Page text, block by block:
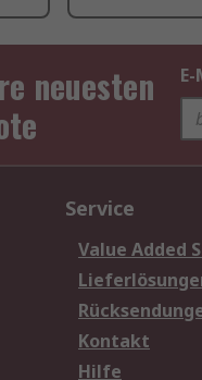
neuesten
Service
Value Added
Kontakt
Hilfe